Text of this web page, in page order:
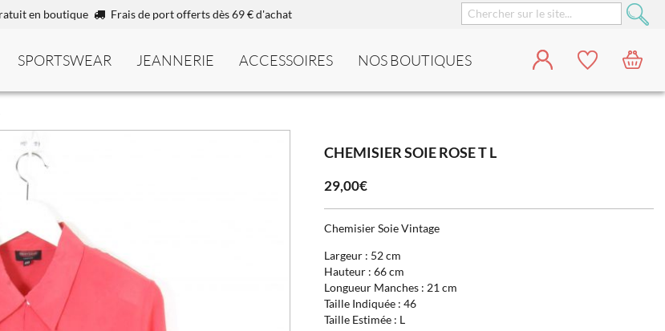
en boutique Frais de port offerts dès 69 € d'achat
SPORTSWEAR JEANNERIE ACCESSOIRES NOS BOUTIQUES
CHEMISIER SOIE ROSE T L
29,00€
Chemisier Soie Vintage
Largeur : 52 cm
Hauteur : 66 cm
Longueur Manches : 21 cm
Taille Indiquée : 46
Taille Estimée : L